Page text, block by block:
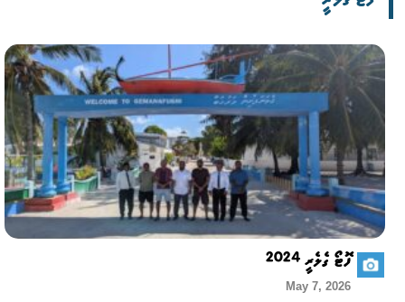
ފޮޓޯ ގެލެރީ 2024
May 7, 2026